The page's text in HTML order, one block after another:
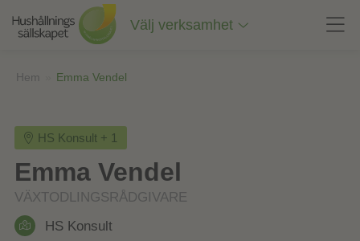
innehåll
Välj verksamhet
Hem Emma Vendel
HS Konsult + 1
Emma Vendel
VÄXTODLINGSRÅDGIVARE
HS Konsult